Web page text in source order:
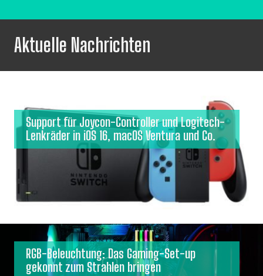
Aktuelle Nachrichten
Support für Joycon-Controller und Logitech-
Lenkräder in iOS 16, macOS Ventura und Co.
RGB-Beleuchtung: Das Gaming-Set-up
gekonnt zum Strahlen bringen